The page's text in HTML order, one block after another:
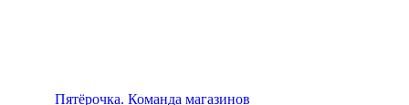
Пятёрочка. Команда магазинов